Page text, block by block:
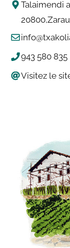
Talaimendi
20800
943 580 835
Visitez le